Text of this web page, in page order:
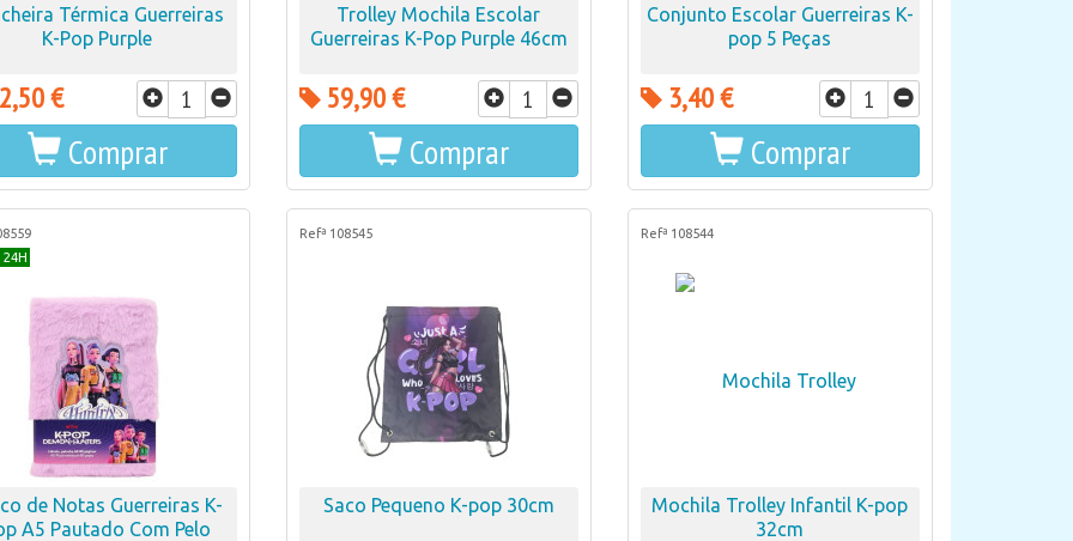
Térmica Guerreiras
K-Pop Purple
€
Comprar
Trolley Mochila Escolar
Guerreiras K-Pop Purple 46cm
59,90 €
Comprar
Conjunto Escolar Guerreiras K-
pop 5 Peças
3,40 €
Comprar
24H
de Notas Guerreiras K-
A5 Pautado Com Pelo
Refª 108545
Saco Pequeno K-pop 30cm
Refª 108544
Mochila Trolley Infantil K-pop
32cm